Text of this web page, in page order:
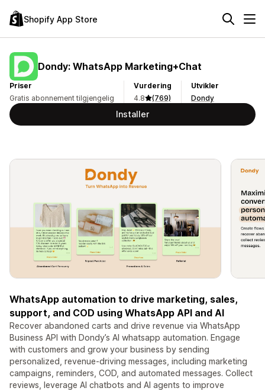
Shopify App Store
Dondy: WhatsApp Marketing+Chat
Priser
Gratis abonnement tilgjengelig
Vurdering
4.8
(769)
Utvikler
Dondy
Installer
WhatsApp automation to drive marketing, sales,
support, and COD using WhatsApp API and AI
Recover abandoned carts and drive revenue via WhatsApp
Business API with Dondy’s AI whatsapp automation. Engage
with customers and grow your business by sending
personalized, revenue-driving messages, including marketing
campaigns, reminders, COD, and automated messages. Collect
reviews, leverage AI chatbots and AI agents to improve